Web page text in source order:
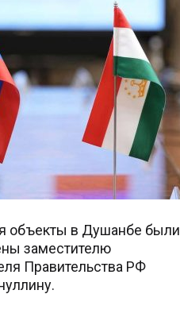
объекты в Душанбе были
заместителю
Правительства РФ